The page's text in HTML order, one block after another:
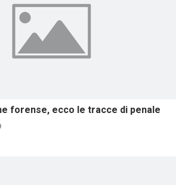
forense, ecco le tracce di penale